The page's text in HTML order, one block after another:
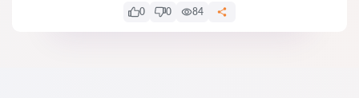
0 0 84